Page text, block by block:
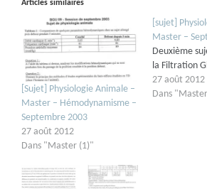
Articles similaires
[Sujet] Physiologie Animale –
Master – Hémodynamisme –
Septembre 2003
27 août 2012
Dans "Master (1)"
[sujet]
Master –
Deuxième
la Filtration
27 août 2012
Dans